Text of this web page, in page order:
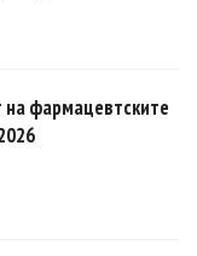
на фармацевтските